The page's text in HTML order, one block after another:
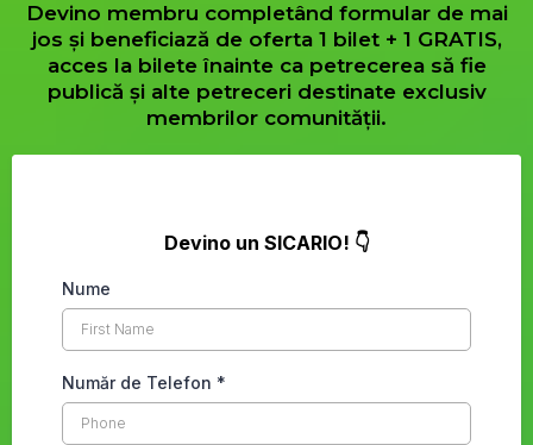
Devino membru completând formular de mai
jos și beneficiază de oferta 1 bilet + 1 GRATIS,
acces la bilete înainte ca petrecerea să fie
publică și alte petreceri destinate exclusiv
membrilor comunității.
Devino un SICARIO! 👇
Nume
Număr de Telefon *